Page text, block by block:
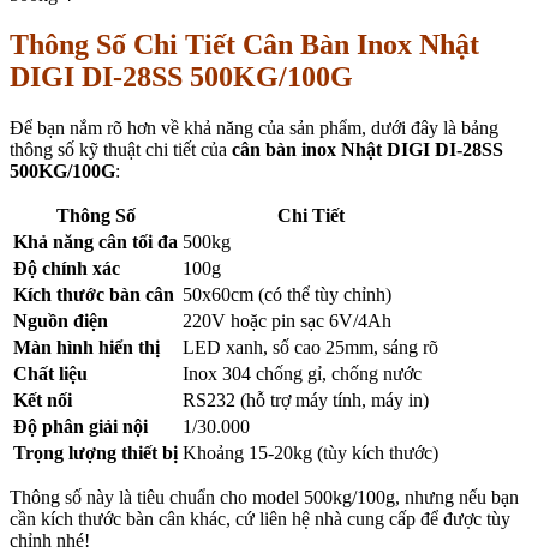
Thông Số Chi Tiết Cân Bàn Inox Nhật
DIGI DI-28SS 500KG/100G
Để bạn nắm rõ hơn về khả năng của sản phẩm, dưới đây là bảng
thông số kỹ thuật chi tiết của cân bàn inox Nhật DIGI DI-28SS
500KG/100G:
Thông Số
Chi Tiết
Khả năng cân tối đa 500kg
Độ chính xác
100g
Kích thước bàn cân 50x60cm (có thể tùy chỉnh)
Nguồn điện
220V hoặc pin sạc 6V/4Ah
Màn hình hiển thị
LED xanh, số cao 25mm, sáng rõ
Chất liệu
Inox 304 chống gỉ, chống nước
Kết nối
RS232 (hỗ trợ máy tính, máy in)
Độ phân giải nội
1/30.000
Trọng lượng thiết bị Khoảng 15-20kg (tùy kích thước)
Thông số này là tiêu chuẩn cho model 500kg/100g, nhưng nếu bạn
cần kích thước bàn cân khác, cứ liên hệ nhà cung cấp để được tùy
chỉnh nhé!